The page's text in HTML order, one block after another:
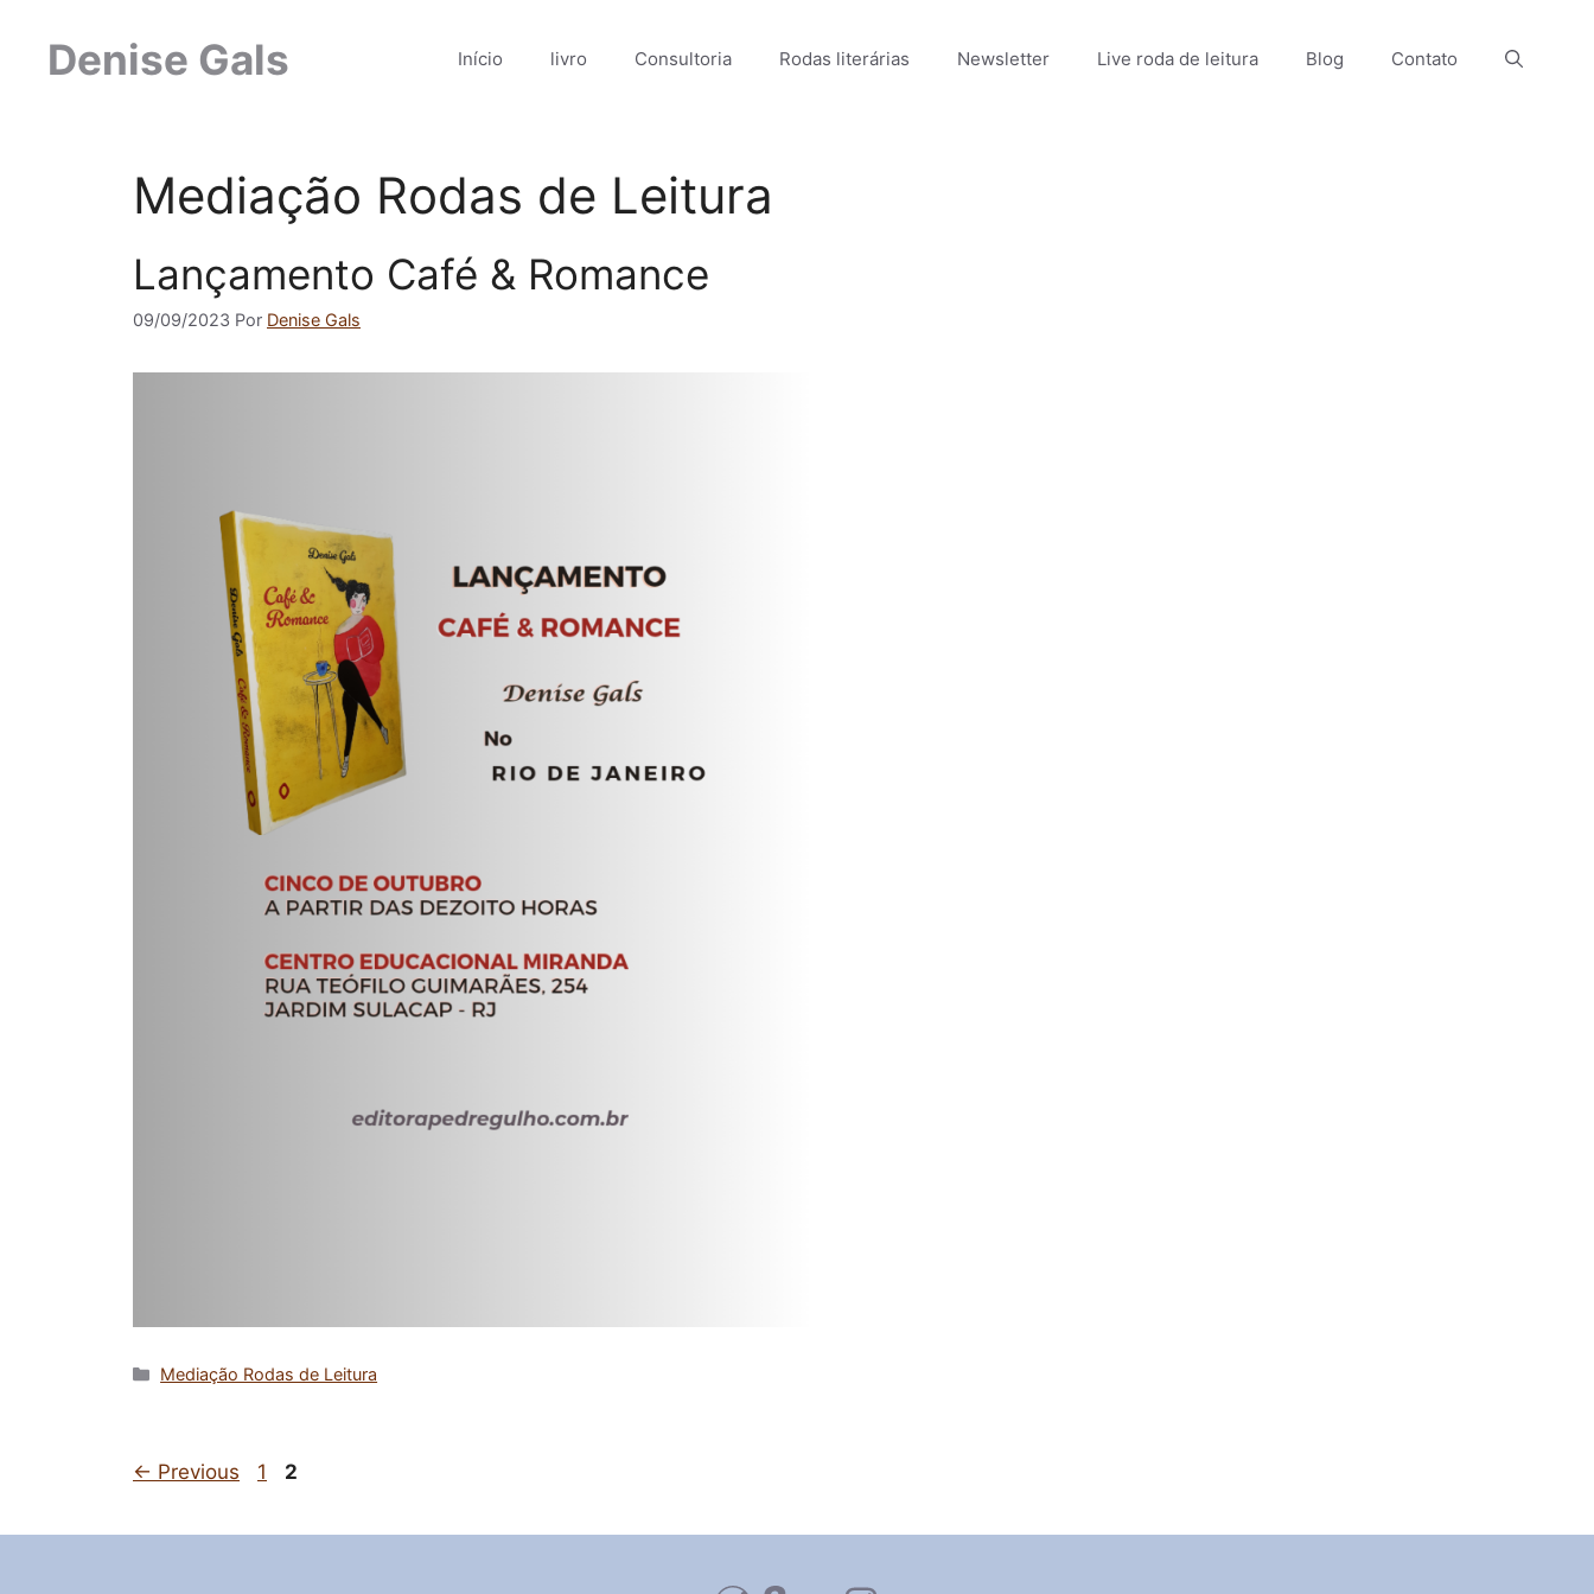
Denise Gals Início livro Consultoria Rodas literárias Newsletter Live roda de leitura Blog Contato
Mediação Rodas de Leitura
Lançamento Café & Romance
09/09/2023 Por Denise Gals
Categorias
Mediação Rodas de Leitura
← Previous Page
1 Page
2